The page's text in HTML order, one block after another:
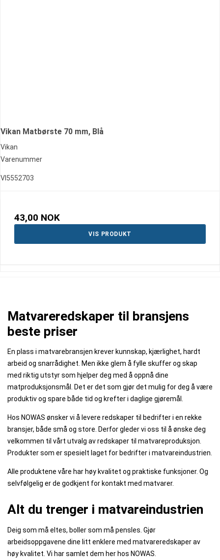
Vikan Matbørste 70 mm, Blå
Vikan
Varenummer
VI5552703
43,00 NOK
VIS PRODUKT
Matvareredskaper til bransjens
beste priser
En plass i matvarebransjen krever kunnskap, kjærlighet, hardt
arbeid og snarrådighet. Men ikke glem å fylle skuffer og skap
med riktig utstyr som hjelper deg med å oppnå dine
matproduksjonsmål. Det er det som gjør det mulig for deg å være
produktiv og spare både tid og krefter i daglige gjøremål.
Hos NOWAS ønsker vi å levere redskaper til bedrifter i en rekke
bransjer, både små og store. Derfor gleder vi oss til å ønske deg
velkommen til vårt utvalg av redskaper til matvareproduksjon.
Produkter som er spesielt laget for bedrifter i matvareindustrien.
Alle produktene våre har høy kvalitet og praktiske funksjoner. Og
selvfølgelig er de godkjent for kontakt med matvarer.
Alt du trenger i matvareindustrien
Deig som må eltes, boller som må pensles. Gjør
arbeidsoppgavene dine litt enklere med matvareredskaper av
høy kvalitet. Vi har samlet dem her hos NOWAS.